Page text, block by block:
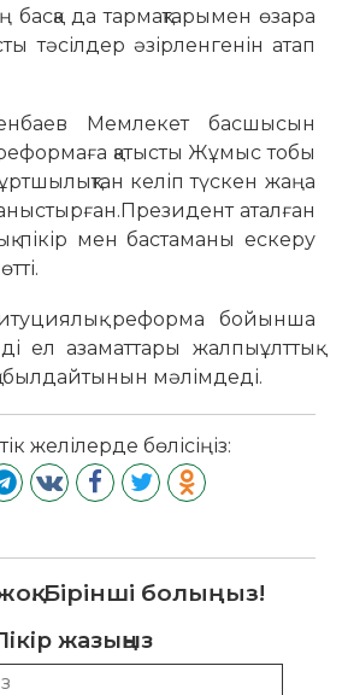
басқа да тармақтарымен өзара
тәсілдер әзірленгенін атап
Мемлекет басшысын
қатысты Жұмыс тобы
келіп түскен жаңа
аталған
пікір мен бастаманы ескеру
реформа бойынша
ел азаматтары жалпыұлттық
мәлімдеді.
желілерде бөлісіңіз:
Бірінші болыңыз!
жазыңыз